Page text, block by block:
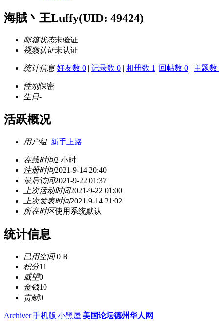
海賊丶王Luffy(UID: 49424)
邮箱状态未验证
视频认证未认证
统计信息 好友数 0 | 记录数 0 | 相册数 1 |回帖数 0 | 主题数
性别保密
生日-
活跃概况
用户组 新手上路
在线时间2 小时
注册时间2021-9-14 20:40
最后访问2021-9-22 01:37
上次活动时间2021-9-22 01:00
上次发表时间2021-9-14 21:02
所在时区使用系统默认
统计信息
已用空间0 B
积分11
威望0
金钱10
贡献0
Archiver|手机版|小黑屋|美国论坛德州华人网